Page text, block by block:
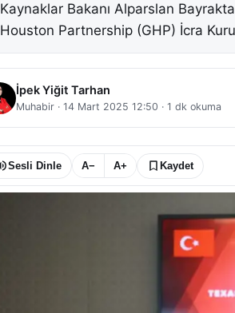
Kaynaklar Bakanı Alparslan
Houston Partnership (GHP) İcra
İpek Yiğit Tarhan
Muhabir · 14 Mart 2025 12:50 · 1 dk okuma
Sesli Dinle A− A+ Kaydet